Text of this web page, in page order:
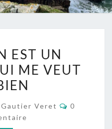
MATIN
EST
UN
QUI
EST UN
ME VEUT
Gautier Veret
0